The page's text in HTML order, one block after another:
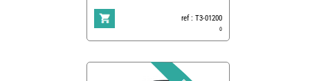
ref : T3-01200
0